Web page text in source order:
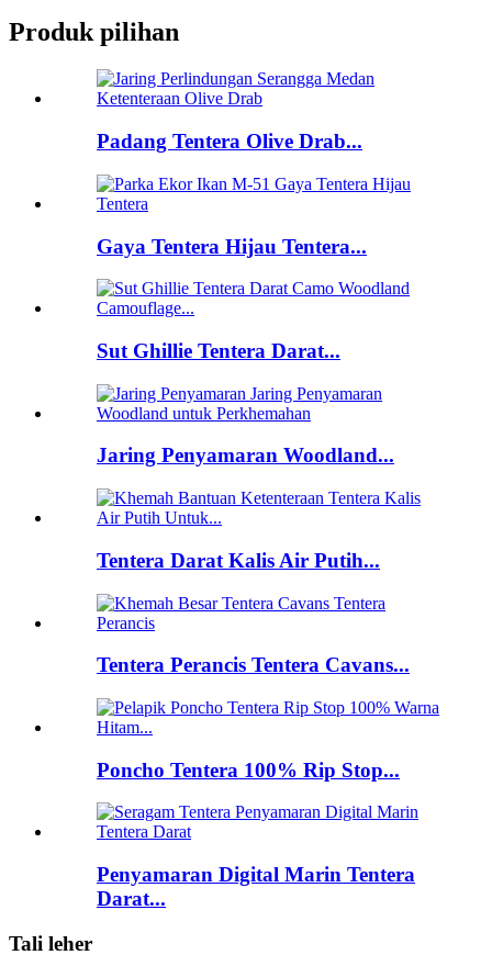
Produk pilihan
Padang Tentera Olive Drab...
Gaya Tentera Hijau Tentera...
Sut Ghillie Tentera Darat...
Jaring Penyamaran Woodland...
Tentera Darat Kalis Air Putih...
Tentera Perancis Tentera Cavans...
Poncho Tentera 100% Rip Stop...
Penyamaran Digital Marin Tentera
Darat...
Tali leher